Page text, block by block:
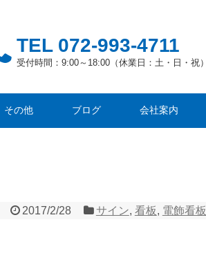
TEL 072-993-4711
受付時間：9:00～18:00（休業日：土・日・祝）
その他 ブログ 会社案内
2017/2/28 サイン, 看板, 電飾看板